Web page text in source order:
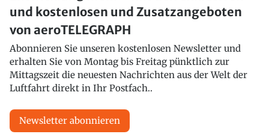
und kostenlosen und Zusatzangeboten
von aeroTELEGRAPH
Abonnieren Sie unseren kostenlosen Newsletter und
erhalten Sie von Montag bis Freitag pünktlich zur
Mittagszeit die neuesten Nachrichten aus der Welt der
Luftfahrt direkt in Ihr Postfach..
Newsletter abonnieren